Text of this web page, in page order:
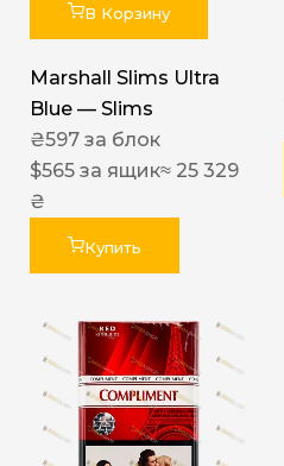
В Корзину
Marshall Slims Ultra
Blue — Slims
₴597 за блок
$565 за ящик≈ 25 329
₴
Купить